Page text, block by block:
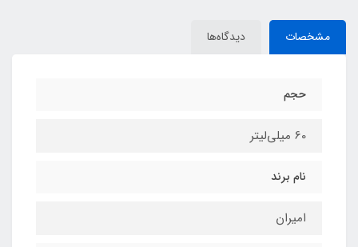
مشخصات دیدگاه‌ها
حجم
60 میلی‌لیتر
نام برند
امیران